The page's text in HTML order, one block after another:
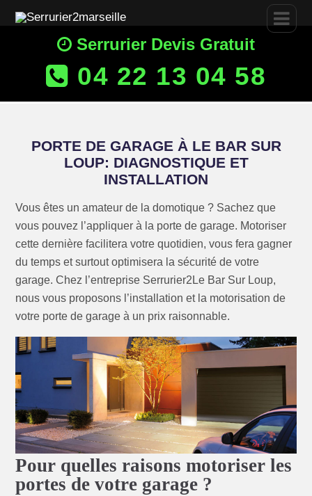
Serrurier Devis Gratuit
04 22 13 04 58
PORTE DE GARAGE À LE BAR SUR
LOUP: DIAGNOSTIQUE ET
INSTALLATION
Vous êtes un amateur de la domotique ? Sachez que
vous pouvez l’appliquer à la porte de garage. Motoriser
cette dernière facilitera votre quotidien, vous fera gagner
du temps et surtout optimisera la sécurité de votre
garage. Chez l’entreprise Serrurier2Le Bar Sur Loup,
nous vous proposons l’installation et la motorisation de
votre porte de garage à un prix raisonnable.
Pour quelles raisons motoriser les
portes de votre garage ?